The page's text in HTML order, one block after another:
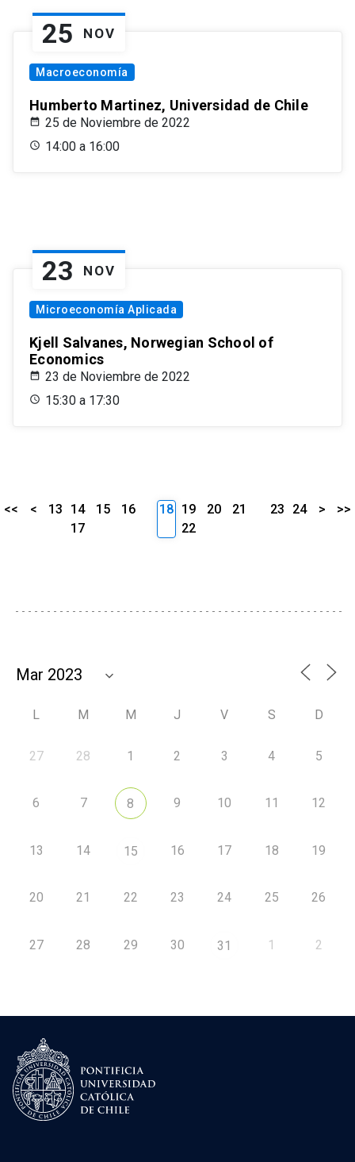
25 NOV
Macroeconomía
Humberto Martinez, Universidad de Chile
25 de Noviembre de 2022
14:00 a 16:00
23 NOV
Microeconomía Aplicada
Kjell Salvanes, Norwegian School of
Economics
23 de Noviembre de 2022
15:30 a 17:30
<< < 13 14 15
16
17
18 19 20
21
22
23 24 > >>
L M M J V S D
27 28 1 2 3 4 5
6 7 8 9 10 11 12
13 14 15 16 17 18 19
20 21 22 23 24 25 26
27 28 29 30 31 1 2